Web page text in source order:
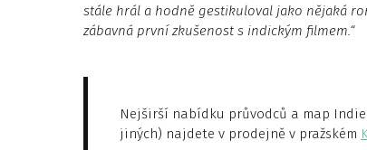
stále hrál a hodně gestikuloval jako nějaká
zábavná první zkušenost s indickým filmem.“
Nejširší nabídku průvodců a map
jiných) najdete v prodejně v pražském